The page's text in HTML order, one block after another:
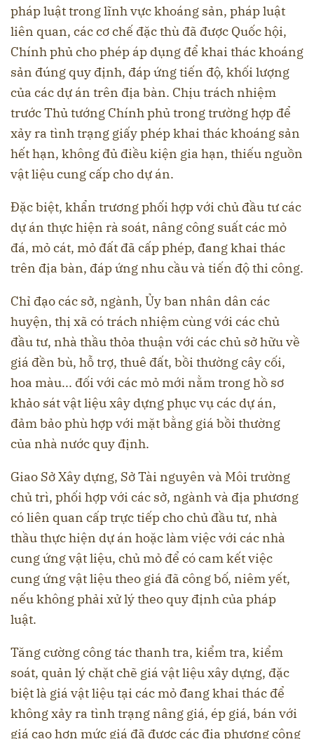
pháp luật trong lĩnh vực khoáng sản, pháp luật
liên quan, các cơ chế đặc thù đã được Quốc hội,
Chính phủ cho phép áp dụng để khai thác khoáng
sản đúng quy định, đáp ứng tiến độ, khối lượng
của các dự án trên địa bàn. Chịu trách nhiệm
trước Thủ tướng Chính phủ trong trường hợp để
xảy ra tình trạng giấy phép khai thác khoáng sản
hết hạn, không đủ điều kiện gia hạn, thiếu nguồn
vật liệu cung cấp cho dự án.
Đặc biệt, khẩn trương phối hợp với chủ đầu tư các
dự án thực hiện rà soát, nâng công suất các mỏ
đá, mỏ cát, mỏ đất đã cấp phép, đang khai thác
trên địa bàn, đáp ứng nhu cầu và tiến độ thi công.
Chỉ đạo các sở, ngành, Ủy ban nhân dân các
huyện, thị xã có trách nhiệm cùng với các chủ
đầu tư, nhà thầu thỏa thuận với các chủ sở hữu về
giá đền bù, hỗ trợ, thuê đất, bồi thường cây cối,
hoa màu... đối với các mỏ mới nằm trong hồ sơ
khảo sát vật liệu xây dựng phục vụ các dự án,
đảm bảo phù hợp với mặt bằng giá bồi thường
của nhà nước quy định.
Giao Sở Xây dựng, Sở Tài nguyên và Môi trường
chủ trì, phối hợp với các sở, ngành và địa phương
có liên quan cấp trực tiếp cho chủ đầu tư, nhà
thầu thực hiện dự án hoặc làm việc với các nhà
cung ứng vật liệu, chủ mỏ để có cam kết việc
cung ứng vật liệu theo giá đã công bố, niêm yết,
nếu không phải xử lý theo quy định của pháp
luật.
Tăng cường công tác thanh tra, kiểm tra, kiểm
soát, quản lý chặt chẽ giá vật liệu xây dựng, đặc
biệt là giá vật liệu tại các mỏ đang khai thác để
không xảy ra tình trạng nâng giá, ép giá, bán với
giá cao hơn mức giá đã được các địa phương công